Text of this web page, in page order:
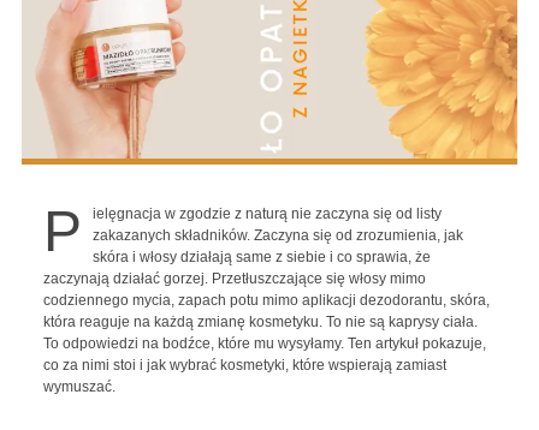
P
ielęgnacja w zgodzie z naturą nie zaczyna się od listy
zakazanych składników. Zaczyna się od zrozumienia, jak
skóra i włosy działają same z siebie i co sprawia, że
zaczynają działać gorzej. Przetłuszczające się włosy mimo
codziennego mycia, zapach potu mimo aplikacji dezodorantu, skóra,
która reaguje na każdą zmianę kosmetyku. To nie są kaprysy ciała.
To odpowiedzi na bodźce, które mu wysyłamy. Ten artykuł pokazuje,
co za nimi stoi i jak wybrać kosmetyki, które wspierają zamiast
wymuszać.